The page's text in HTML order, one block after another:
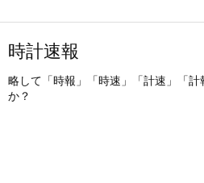
時計速報
略して「時報」「時速」「計速」「
か？